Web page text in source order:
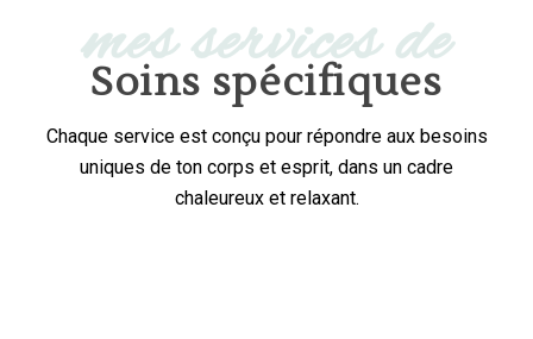
mes services de
Soins spécifiques
Chaque service est conçu pour répondre aux besoins
uniques de ton corps et esprit, dans un cadre
chaleureux et relaxant.